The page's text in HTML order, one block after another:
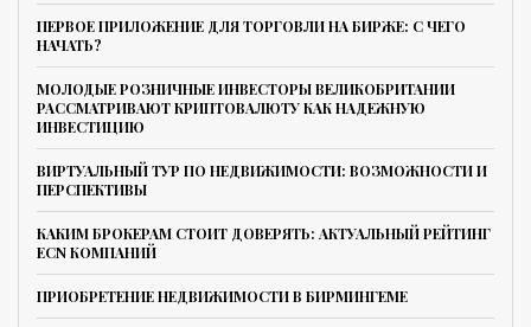
ПЕРВОЕ ПРИЛОЖЕНИЕ ДЛЯ ТОРГОВЛИ НА БИРЖЕ: С ЧЕГО
НАЧАТЬ?
МОЛОДЫЕ РОЗНИЧНЫЕ ИНВЕСТОРЫ ВЕЛИКОБРИТАНИИ
РАССМАТРИВАЮТ КРИПТОВАЛЮТУ КАК НАДЕЖНУЮ
ИНВЕСТИЦИЮ
ВИРТУАЛЬНЫЙ ТУР ПО НЕДВИЖИМОСТИ: ВОЗМОЖНОСТИ И
ПЕРСПЕКТИВЫ
КАКИМ БРОКЕРАМ СТОИТ ДОВЕРЯТЬ: АКТУАЛЬНЫЙ РЕЙТИНГ
ECN КОМПАНИЙ
ПРИОБРЕТЕНИЕ НЕДВИЖИМОСТИ В БИРМИНГЕМЕ